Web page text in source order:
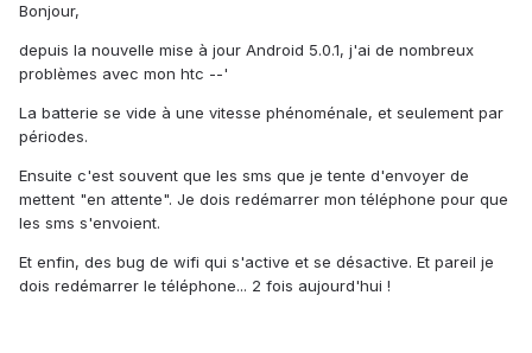
Bonjour,
depuis la nouvelle mise à jour Android 5.0.1, j'ai de nombreux
problèmes avec mon htc --'
La batterie se vide à une vitesse phénoménale, et seulement par
périodes.
Ensuite c'est souvent que les sms que je tente d'envoyer de
mettent "en attente". Je dois redémarrer mon téléphone pour que
les sms s'envoient.
Et enfin, des bug de wifi qui s'active et se désactive. Et pareil je
dois redémarrer le téléphone... 2 fois aujourd'hui !